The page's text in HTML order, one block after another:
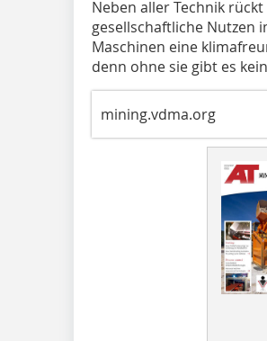
Neben aller Technik
gesellschaftliche Nutzen
Maschinen eine
denn ohne sie gibt es
mining.vdma.org